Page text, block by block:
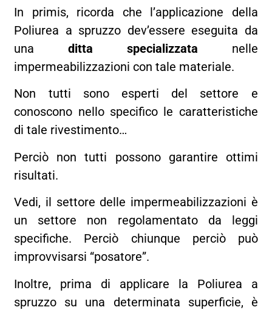
In primis, ricorda che l’applicazione della
Poliurea a spruzzo dev’essere eseguita da
unaditta specializzata nelle
impermeabilizzazioni con tale materiale.
Non tutti sono esperti del settore e
conoscono nello specifico le caratteristiche
di tale rivestimento…
Perciò non tutti possono garantire ottimi
risultati.
Vedi, il settore delle impermeabilizzazioni è
un settore non regolamentato da leggi
specifiche. Perciò chiunque perciò può
improvvisarsi “posatore”.
Inoltre, prima di applicare la Poliurea a
spruzzo su una determinata superficie, è